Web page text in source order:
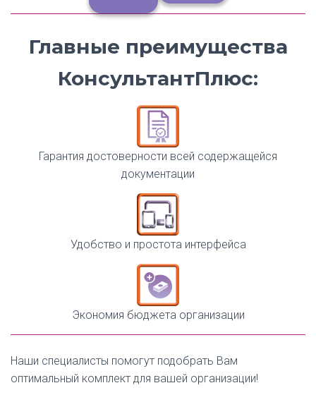
Главные преимущества
КонсультантПлюс:
Гарантия достоверности всей содержащейся
документации
Удобство и простота интерфейса
Экономия бюджета организации
Наши специалисты помогут подобрать Вам
оптимальный комплект для вашей организации!